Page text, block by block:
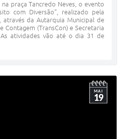
praça Tancredo Neves, o evento
com Diversão”, realizado pela
através da Autarquia Municipal de
Contagem (TransCon) e Secretaria
As atividades vão até o dia 31 de
MAI
19